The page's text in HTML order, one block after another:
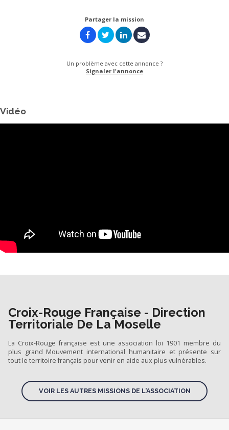
Partager la mission
Un problème avec cette annonce ?
Signaler l'annonce
Vidéo
Croix-Rouge Française - Direction
Territoriale De La Moselle
La Croix-Rouge française est une association loi 1901 membre du
plus grand Mouvement international humanitaire et présente sur
tout le territoire français pour venir en aide aux plus vulnérables.
VOIR LES AUTRES MISSIONS DE L'ASSOCIATION